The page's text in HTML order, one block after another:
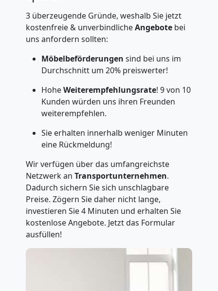
3 überzeugende Gründe, weshalb Sie jetzt
kostenfreie & unverbindlicheAngebote bei
uns anfordern sollten:
Möbelbeförderungen sind bei uns im
Durchschnitt um 20% preiswerter!
HoheWeiterempfehlungsrate! 9 von 10
Kunden würden uns ihren Freunden
weiterempfehlen.
Sie erhalten innerhalb weniger Minuten
eine Rückmeldung!
Wir verfügen über das umfangreichste
Netzwerk an Transportunternehmen.
Dadurch sichern Sie sich unschlagbare
Preise. Zögern Sie daher nicht lange,
investieren Sie 4 Minuten und erhalten Sie
kostenlose Angebote. Jetzt das Formular
ausfüllen!